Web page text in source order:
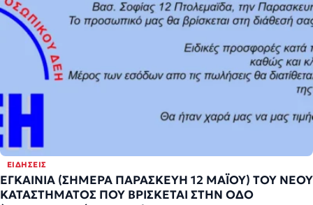
ΕΙΔΉΣΕΙΣ
ΕΓΚΑΙΝΙΑ (ΣΗΜΕΡΑ ΠΑΡΑΣΚΕΥΗ 12 ΜΑΪΟΥ) ΤΟΥ ΝΕΟΥ
ΚΑΤΑΣΤΗΜΑΤΟΣ ΠΟΥ ΒΡΙΣΚΕΤΑΙ ΣΤΗΝ ΟΔΟ